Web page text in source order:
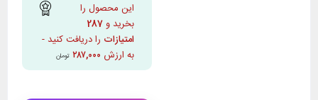
این محصول را
بخرید و287
امتیازات را دریافت کنید -
به ارزش ۲۸۷,۰۰۰ تومان